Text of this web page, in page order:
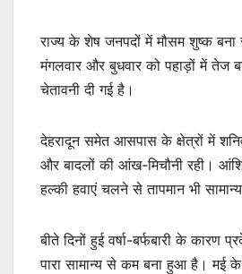
राज्य के शेष जनपदों में मौसम शुष्क
मंगलवार और बुधवार को पहाड़ों में तेज
चेतावनी दी गई है।
देहरादून समेत आसपास के क्षेत्रों में
और बादलों की आंख-मिचौनी रही।
हल्की हवाएं चलने से तापमान भी
बीते दिनों हुई वर्षा-बर्फबारी के कारण
पारा सामान्य से कम बना हुआ है। मई के